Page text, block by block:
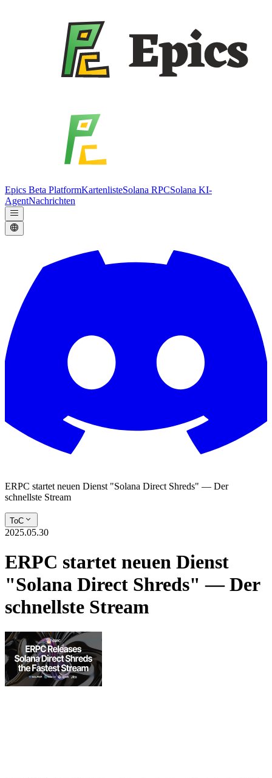
Epics Beta PlatformKartenlisteSolana RPCSolana KI-
AgentNachrichten
ERPC startet neuen Dienst "Solana Direct Shreds" — Der
schnellste Stream
ToC
2025.05.30
ERPC startet neuen Dienst
"Solana Direct Shreds" — Der
schnellste Stream